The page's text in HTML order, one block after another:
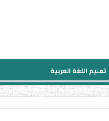
تعليم اللغة العربية